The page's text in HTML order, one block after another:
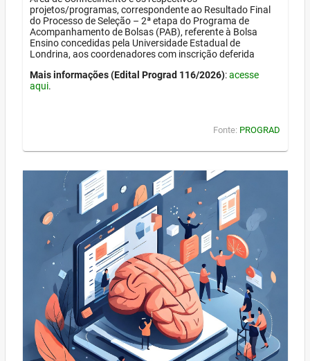
projetos/programas, correspondente ao Resultado Final
do Processo de Seleção – 2ª etapa do Programa de
Acompanhamento de Bolsas (PAB), referente à Bolsa
Ensino concedidas pela Universidade Estadual de
Londrina, aos coordenadores com inscrição deferida
Mais informações (Edital Prograd 116/2026):acesse
aqui.
Fonte: PROGRAD